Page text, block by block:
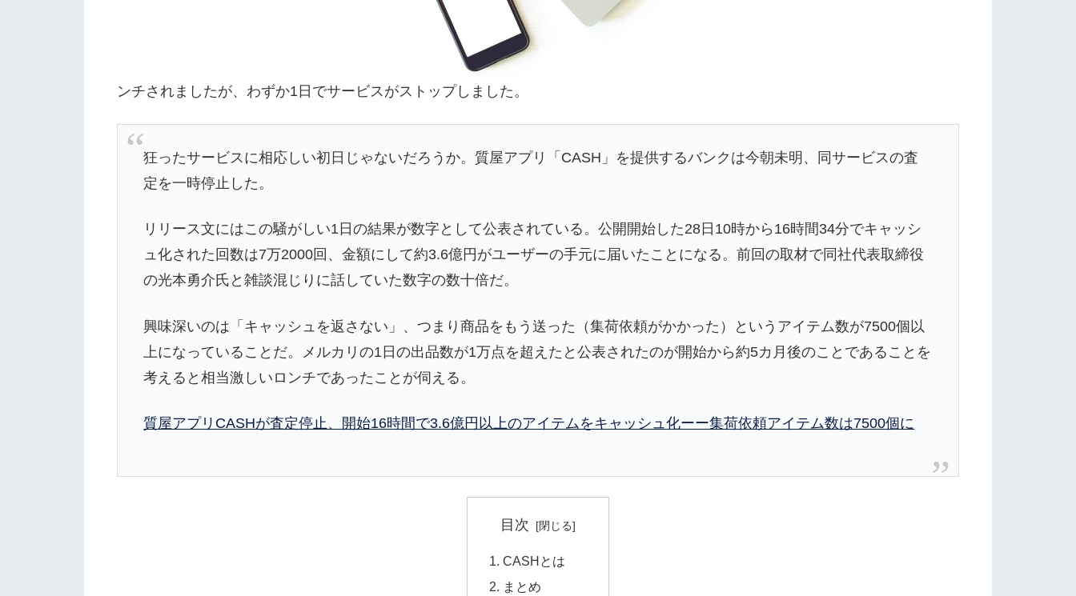
ンチされましたが、わずか1日でサービスがストップしました。
狂ったサービスに相応しい初日じゃないだろうか。質屋アプリ「CASH」を提供するバンクは今朝未明、同サービスの査
定を一時停止した。
リリース文にはこの騒がしい1日の結果が数字として公表されている。公開開始した28日10時から16時間34分でキャッシ
ュ化された回数は7万2000回、金額にして約3.6億円がユーザーの手元に届いたことになる。前回の取材で同社代表取締役
の光本勇介氏と雑談混じりに話していた数字の数十倍だ。
興味深いのは「キャッシュを返さない」、つまり商品をもう送った（集荷依頼がかかった）というアイテム数が7500個以
上になっていることだ。メルカリの1日の出品数が1万点を超えたと公表されたのが開始から約5カ月後のことであることを
考えると相当激しいロンチであったことが伺える。
質屋アプリCASHが査定停止、開始16時間で3.6億円以上のアイテムをキャッシュ化ーー集荷依頼アイテム数は7500個に
目次
CASHとは
まとめ